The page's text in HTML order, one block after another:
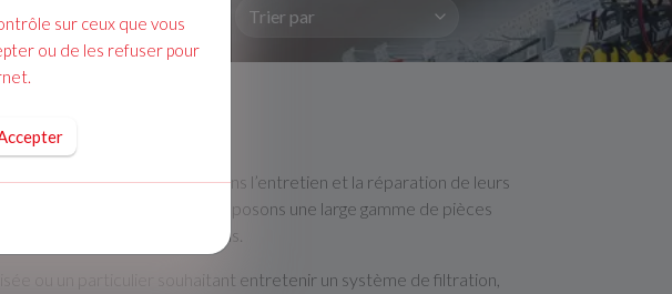
chauffage
et la climatisation
et les professionnels dans l’entretien et la réparation de leurs
et de climatisation. Nous proposons une large gamme de pièces
durabilité de vos installations.
ou un particulier souhaitant entretenir un système de filtration,
sur ceux que vous
ou de les refuser pour